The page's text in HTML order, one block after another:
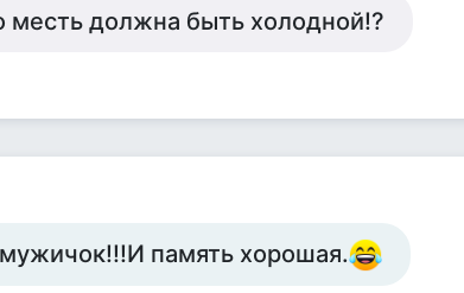
месть должна быть холодной!?
память хорошая.